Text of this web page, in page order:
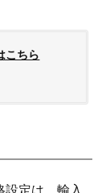
こちら